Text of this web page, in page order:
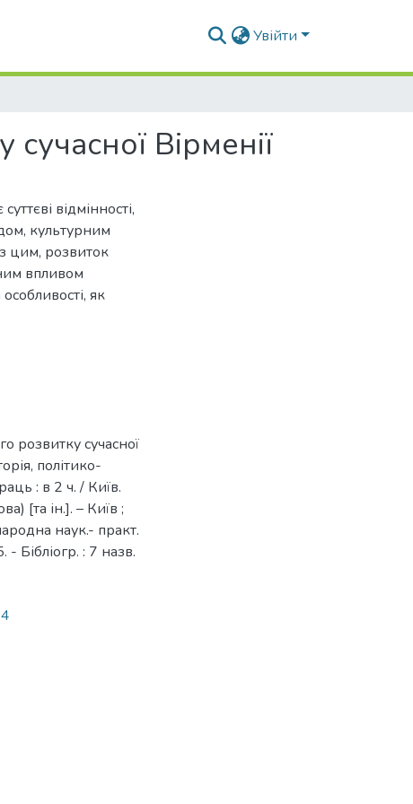
Увійти
Вірменії
відмінності,
культурним
цим, розвиток
впливом
як
розвитку сучасної
політико-
: в 2 ч. / Київ.
[та ін.]. – Київ ;
наук.- практ.
Бібліогр. : 7 назв.